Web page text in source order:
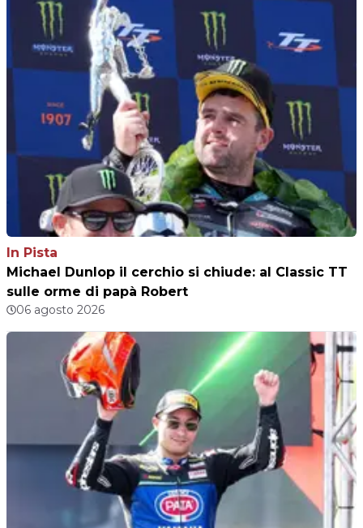
In Pista
Michael Dunlop il cerchio si chiude: al Classic TT
sulle orme di papà Robert
06 agosto 2026